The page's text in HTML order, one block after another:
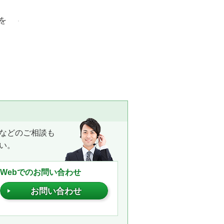
などのご相談も
。
Webでのお問い合わせ
お問い合わせ